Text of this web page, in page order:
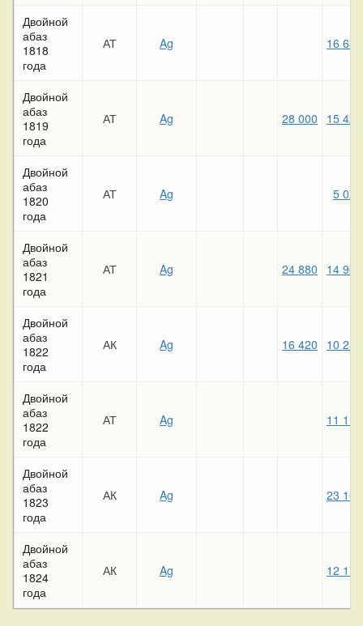
Двойной
абаз
1818
года
АТ Ag 16 630
Двойной
абаз
1819
года
АТ Ag 28 000 15 420
Двойной
абаз
1820
года
АТ Ag 5 020
Двойной
абаз
1821
года
АТ Ag 24 880 14 900
Двойной
абаз
1822
года
АК Ag 16 420 10 250
Двойной
абаз
1822
года
АТ Ag 11 110
Двойной
абаз
1823
года
АК Ag 23 160
Двойной
абаз
1824
года
АК Ag 12 170